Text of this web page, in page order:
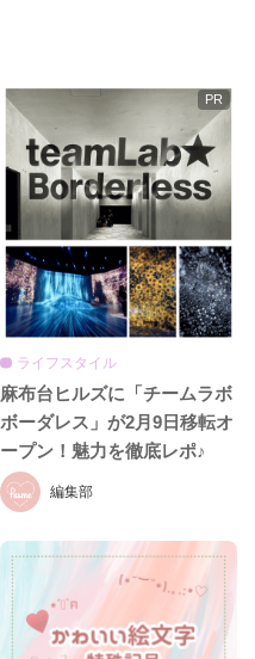
編集部
ライフスタイル
麻布台ヒルズに「チームラボ
ボーダレス」が2月9日移転オ
ープン！魅力を徹底レポ♪